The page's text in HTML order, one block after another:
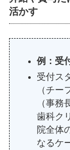
活かす
例：受
受付ス
（チ
（事務
歯科ク
院全体
なるケ